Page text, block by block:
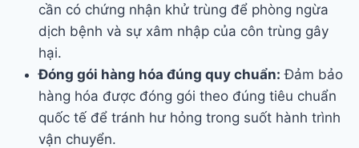
cần có chứng nhận khử trùng để phòng ngừa
dịch bệnh và sự xâm nhập của côn trùng gây
hại.
Đóng gói hàng hóa đúng quy chuẩn: Đảm bảo
hàng hóa được đóng gói theo đúng tiêu chuẩn
quốc tế để tránh hư hỏng trong suốt hành trình
vận chuyển.